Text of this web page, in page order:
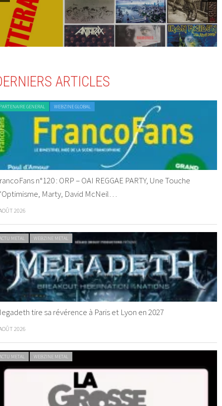
ARTICLES
GENERAL WEBZINE GLOBAL
n°120 : ORP – OAI REGGAE PARTY, Une Touche
Marty, David McNeil…
2026
METAL WEBZINE METAL
tire sa révérence à Paris et Lyon en 2027
2026
METAL WEBZINE METAL